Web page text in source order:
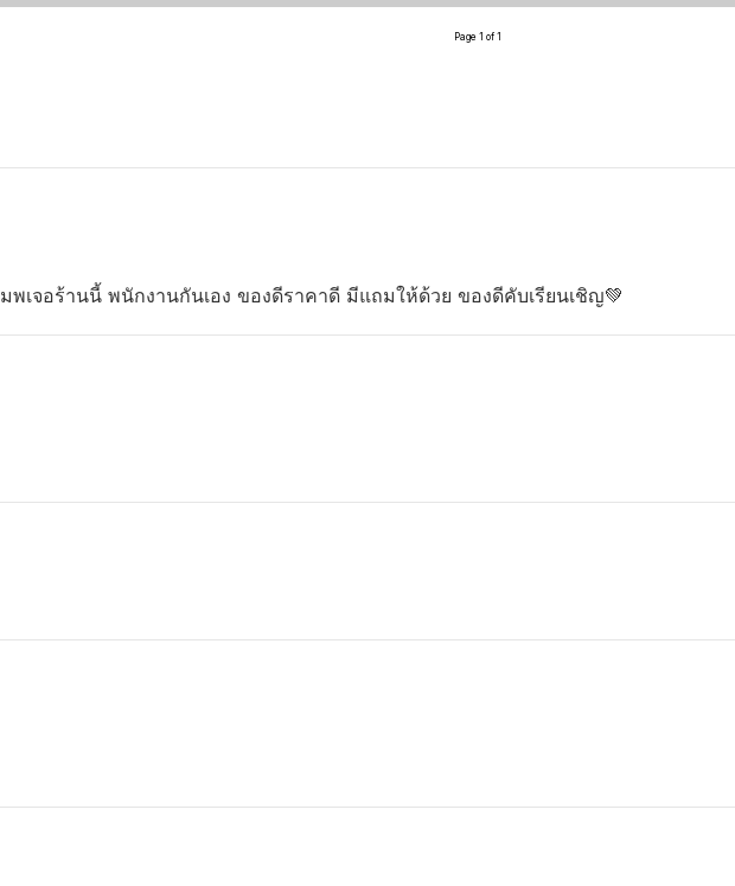
Page 1 of 1
พเจอร้านนี้ พนักงานกันเอง ของดีราคาดี มีแถมให้ด้วย ของดีคับเรียนเชิญ💚